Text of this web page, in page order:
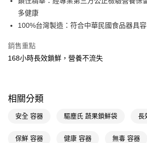
悠遊付
便利好安心！
１．簡單：不需註冊會員、不需綁卡、不需儲值。
２．便利：只要手機號碼，簡訊認證，即可結帳。
３．安心：先確認商品／服務後，再付款。
【「AFTEE先享後付」結帳流程】
每筆NT$65，滿NT$390(含以上)免運費
多健康
100%台灣製造：符合中華民國食品器具
銷售重點
168小時長效鎖鮮，營養不流失
相關分類
安全 容器 驅塵氏 蔬果鎖鮮袋 長
保鮮 容器 健康 容器 無毒 容器